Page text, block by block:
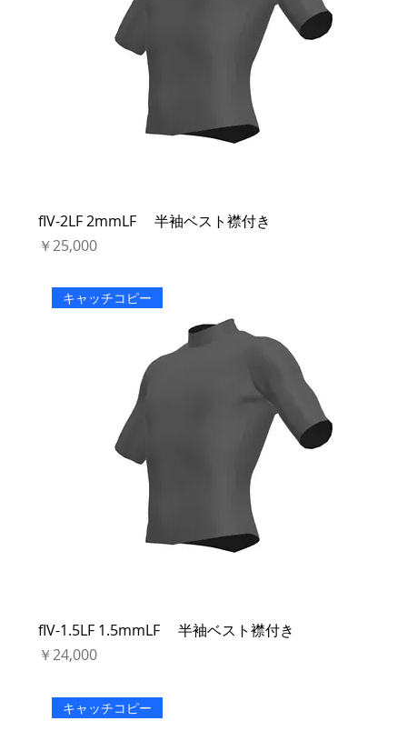
fIV-2LF 2mmLF 半袖ベスト襟付き
価格
￥25,000
キャッチコピー
fIV-1.5LF 1.5mmLF 半袖ベスト襟付き
価格
￥24,000
キャッチコピー